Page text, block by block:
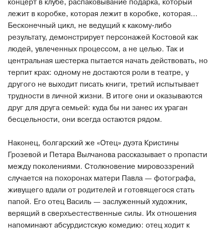
лежит в коробке, которая лежит в коробке, которая…
Бесконечный цикл, не ведущий к какому-либо
результату, демонстрирует персонажей Костовой как
людей, увлеченных процессом, а не целью. Так и
центральная шестерка пытается начать действовать, но
терпит крах: одному не достаются роли в театре, у
другого не выходит писать книги, третий испытывает
трудности в личной жизни. В итоге они и оказываются
друг для друга семьей: куда бы ни занес их ураган
бесцельности, они всегда остаются рядом.
Наконец, болгарский же «Отец» дуэта Кристины
Грозевой и Петара Вылчанова рассказывает о пропасти
между поколениями. Столкновение мировоззрений
случается на похоронах матери Павла — фотографа,
живущего вдали от родителей и готовящегося стать
папой. Его отец Василь — заслуженный художник,
верящий в сверхъестественные силы. Их отношения
напоминают абсурдистскую комедию: отец ходит к